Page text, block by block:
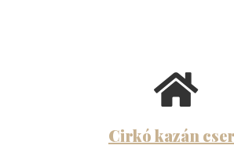
Cirkó kazán